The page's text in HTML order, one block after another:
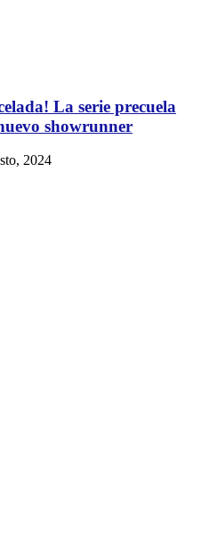
La serie precuela
showrunner
2024